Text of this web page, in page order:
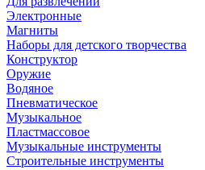
Электронные
Магниты
Наборы для детского творчества
Конструктор
Оружие
Водяное
Пневматическое
Музыкальное
Пластмассовое
Музыкальные инструменты
Строительные инструменты